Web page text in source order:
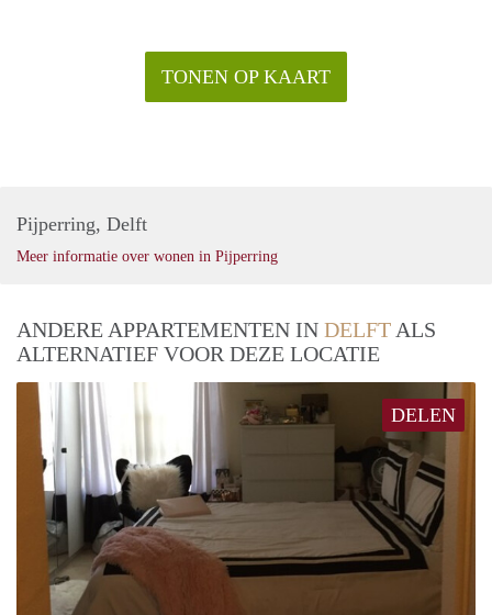
TONEN OP KAART
Pijperring, Delft
Meer informatie over wonen in Pijperring
ANDERE APPARTEMENTEN IN DELFT ALS
ALTERNATIEF VOOR DEZE LOCATIE
DELEN